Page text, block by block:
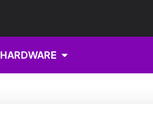
HARDWARE Open HARDWARE